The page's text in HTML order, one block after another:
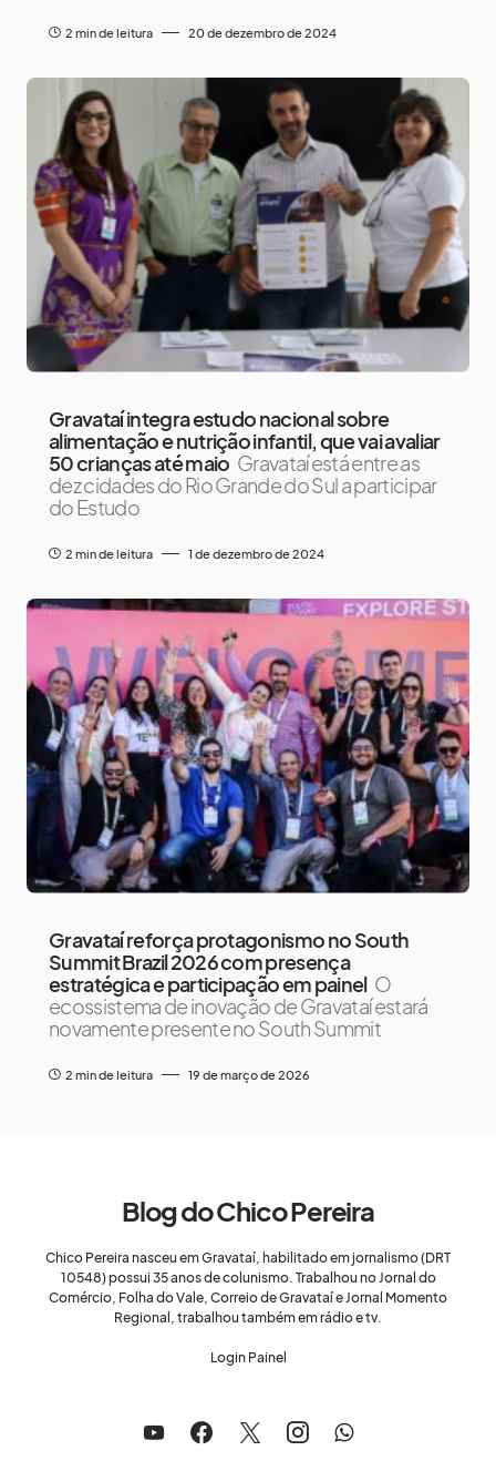
2 min de leitura 20 de dezembro de 2024
Gravataí integra estudo nacional sobre
alimentação e nutrição infantil, que vai avaliar
50 crianças até maio Gravataí está entre as
dez cidades do Rio Grande do Sul a participar
do Estudo
2 min de leitura 1 de dezembro de 2024
Gravataí reforça protagonismo no South
Summit Brazil 2026 com presença
estratégica e participação em painel O
ecossistema de inovação de Gravataí estará
novamente presente no South Summit
2 min de leitura 19 de março de 2026
Blog do Chico Pereira
Chico Pereira nasceu em Gravataí, habilitado em jornalismo (DRT
10548) possui 35 anos de colunismo. Trabalhou no Jornal do
Comércio, Folha do Vale, Correio de Gravataí e Jornal Momento
Regional, trabalhou também em rádio e tv.
Login Painel